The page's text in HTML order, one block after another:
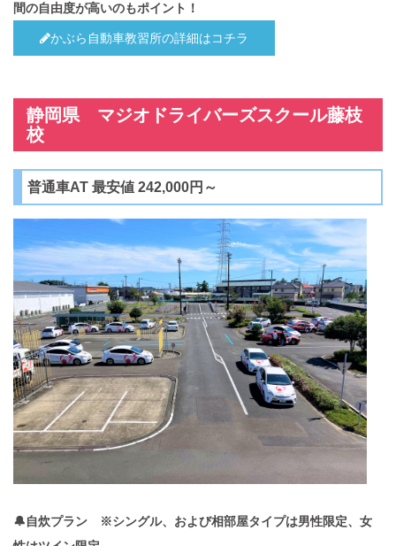
間の自由度が高いのもポイント！
かぶら自動車教習所の詳細はコチラ
静岡県 マジオドライバーズスクール藤枝
校
普通車AT 最安値 242,000円～
🔔自炊プラン ※シングル、および相部屋タイプは男性限定、女